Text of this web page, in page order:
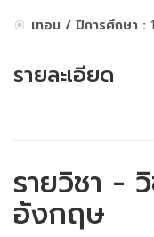
เทอม / ปีการศึกษา :
รายละเอียด
รายวิชา -
อังกฤษ